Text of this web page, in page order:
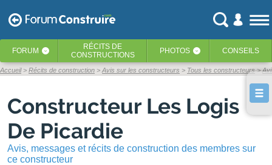
FORUM ‹ RÉCITS DE
CONSTRUCTIONS
PHOTOS ‹ CONSEILS
Accueil Récits de construction Avis sur les constructeurs Tous les constructeurs
Constructeur Les Logis
De Picardie
Avis, messages et récits de construction des membres sur
ce constructeur